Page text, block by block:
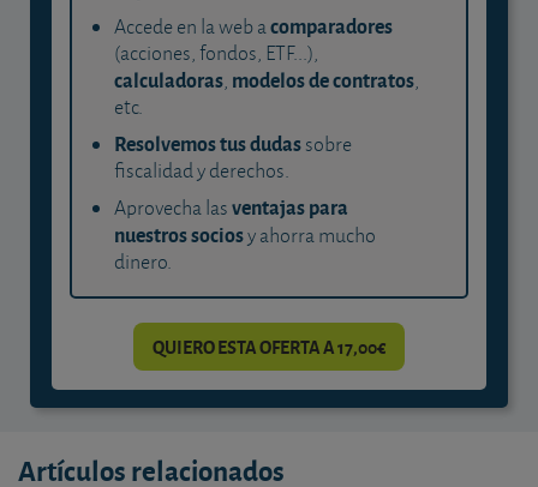
Accede en la web acomparadores
(acciones, fondos, ETF...),
calculadoras, modelos de contratos,
etc.
Resolvemos tus dudassobre
fiscalidad y derechos.
Aprovecha lasventajas para
nuestros sociosy ahorra mucho
dinero.
QUIERO ESTA OFERTA A 17,00€
Artículos relacionados